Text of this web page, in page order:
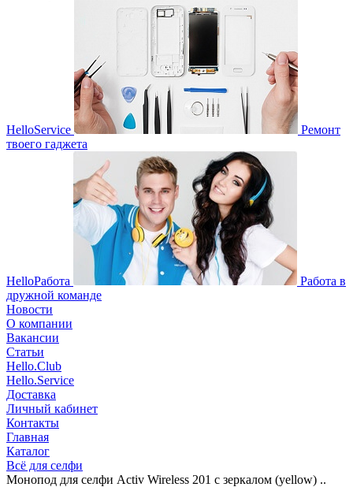
HelloService
Ремонт
твоего гаджета
HelloРабота
Работа в
дружной команде
Новости
О компании
Вакансии
Статьи
Hello.Club
Hello.Service
Доставка
Личный кабинет
Контакты
Главная
Каталог
Всё для селфи
Монопод для селфи Activ Wireless 201 с зеркалом (yellow) ..